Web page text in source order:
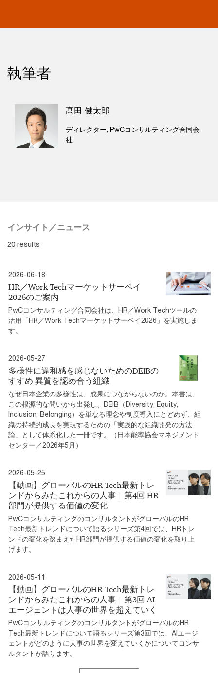
執筆者
髙田 健太郎
ディレクター, PwCコンサルティング合同会
社
インサイト／ニュース
20 results
2026-06-18
HR／Work Techマーケットサーベイ
2026のご案内
PwCコンサルティング合同会社は、HR／Work Techツールの
活用「HR／Work Techマーケットサーベイ2026」を実施しま
す。
2026-05-27
多様性に違和感を感じないためのDEIBの
すすめ 異質を認め合う組織
なぜ日本企業の多様性は、成果につながらないのか。本書は、
この根源的な問いから出発し、DEIB（Diversity, Equity,
Inclusion, Belonging）を単なる理念や制度導入にとどめず、組
織の持続的成長を実現するための「実践的な組織開発の方法
論」として体系化した一冊です。（日本能率協会マネジメント
センター／2026年5月）
2026-05-25
【動画】グローバルのHR Tech最新トレ
ンドからみたこれからの人事｜第4回 HR
部門が提供する価値の変化
PwCコンサルティングのコンサルタントがグローバルのHR
Tech最新トレンドについて語るシリーズ第4回では、HRトレ
ンドの変化を踏まえたHR部門が提供する価値の変化を取り上
げます。
2026-05-11
【動画】グローバルのHR Tech最新トレ
ンドからみたこれからの人事｜第3回 AI
エージェントは人事の世界を超えていく
PwCコンサルティングのコンサルタントがグローバルのHR
Tech最新トレンドについて語るシリーズ第3回では、AIエージ
ェントがどのように人事の世界を変えていくかについてコンサ
ルタントが語ります。